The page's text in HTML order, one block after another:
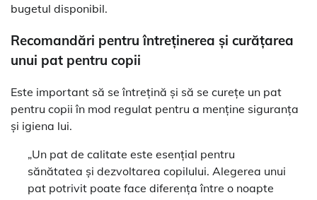
bugetul disponibil.
Recomandări pentru întreținerea și curățarea
unui pat pentru copii
Este important să se întrețină și să se curețe un pat
pentru copii în mod regulat pentru a menține siguranța
și igiena lui.
„Un pat de calitate este esențial pentru
sănătatea și dezvoltarea copilului. Alegerea unui
pat potrivit poate face diferența între o noapte